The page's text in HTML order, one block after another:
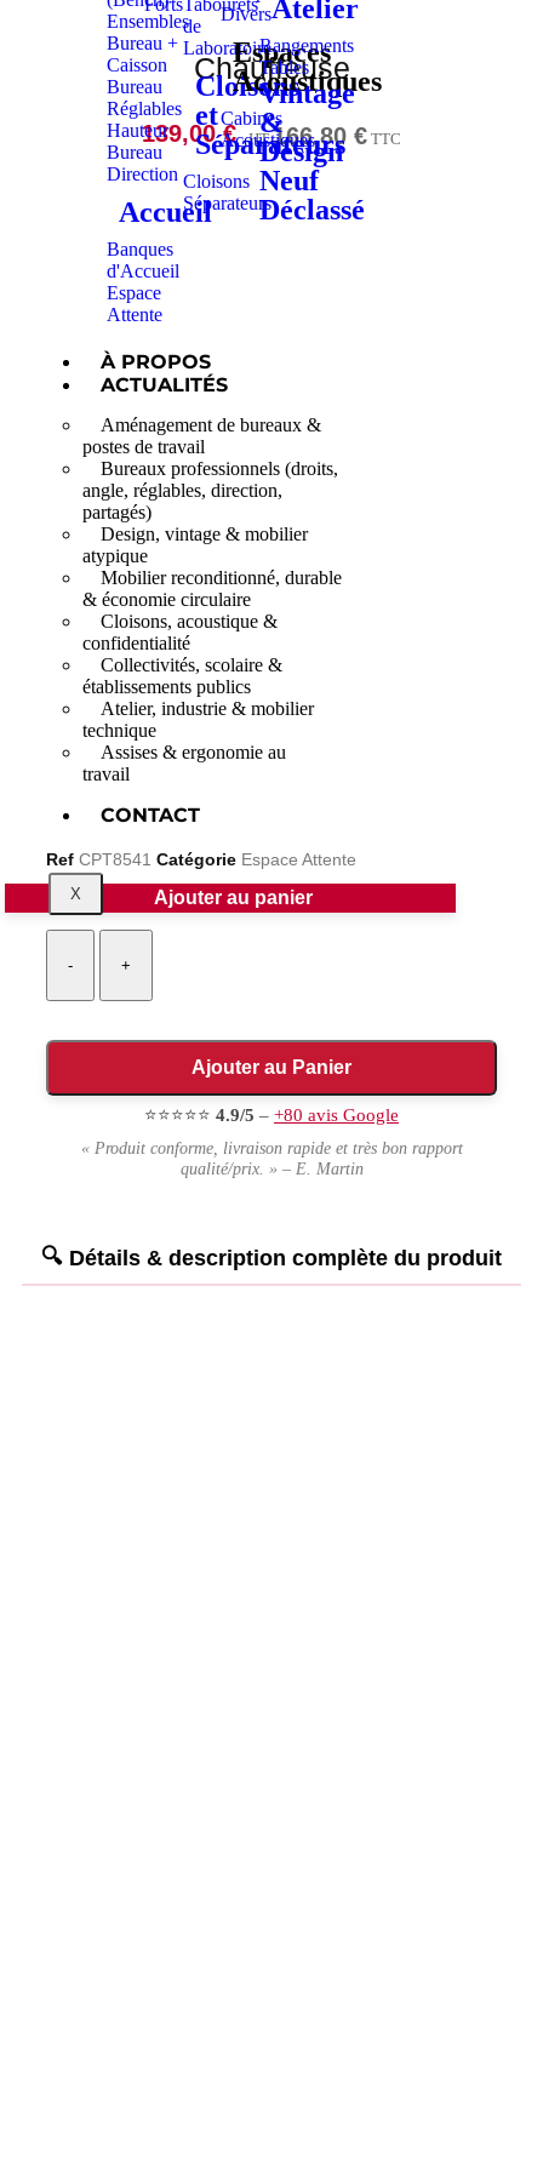
Ensembles
Bureau +
Caisson
Bureau
Réglables
Hauteur
Bureau
Direction
Accueil
Banques
d'Accueil
Espace
Attente
FortsTabourets
de
Laboratoire
Cloisons
et
Séparateurs
Cloisons
Séparateurs
Divers
Espaces
Acoustiques
Cabines
Acoustiques
Atelier
Rangements
Tables
Vintage
&
Design
Neuf
Déclassé
À PROPOS
ACTUALITÉS
Aménagement de bureaux &
postes de travail
Bureaux professionnels (droits,
angle, réglables, direction,
partagés)
Design, vintage & mobilier
atypique
Mobilier reconditionné, durable
& économie circulaire
Cloisons, acoustique &
confidentialité
Collectivités, scolaire &
établissements publics
Atelier, industrie & mobilier
technique
Assises & ergonomie au
travail
CONTACT
X
Chauffeuse
139,00€ HT166,80 € TTC
Ref CPT8541 Catégorie Espace Attente
1 en stock
- +
Ajouter au panier
Ajouter au Panier
⭐⭐⭐⭐⭐ 4.9/5 – +80 avis Google
« Produit conforme, livraison rapide et très bon rapport
qualité/prix. » – E. Martin
Détails & description complète du produit